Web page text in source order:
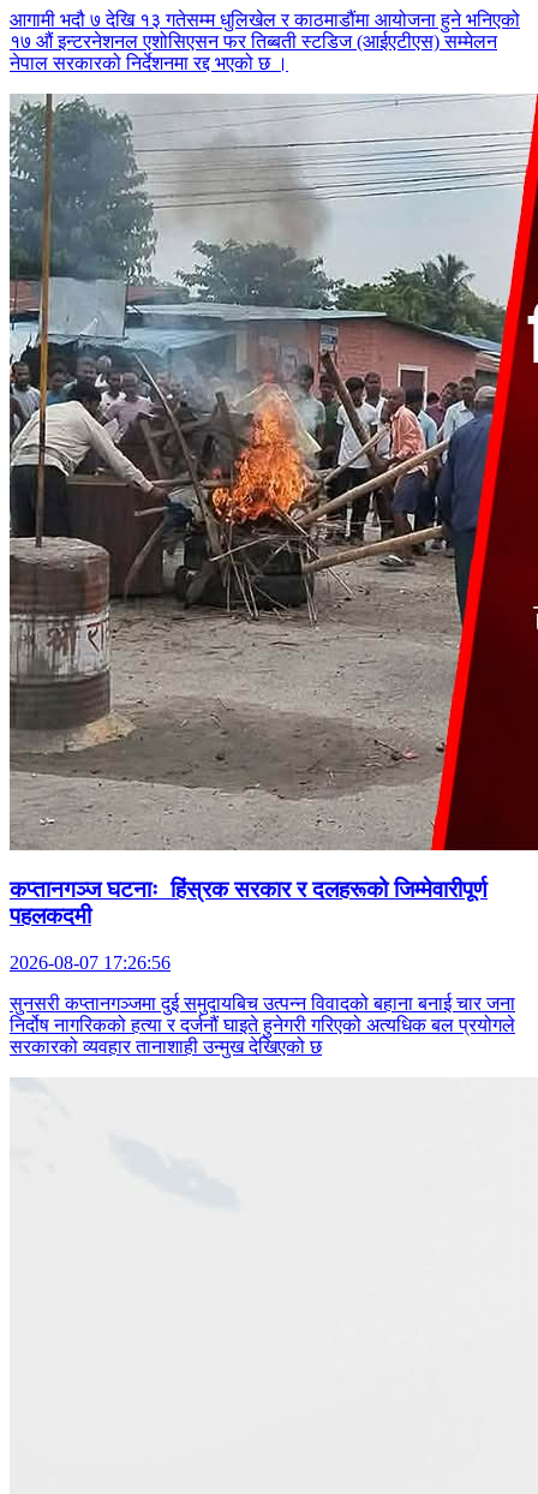
आगामी भदौ ७ देखि १३ गतेसम्म धुलिखेल र काठमाडौंमा आयोजना हुने भनिएको
१७ औं इन्टरनेशनल एशोसिएसन फर तिब्बती स्टडिज (आईएटीएस) सम्मेलन
नेपाल सरकारको निर्देशनमा रद्द भएको छ ।
कप्तानगञ्ज घटनाः हिंस्रक सरकार र दलहरूको जिम्मेवारीपूर्ण
पहलकदमी
2026-08-07 17:26:56
सुनसरी कप्तानगञ्जमा दुई समुदायबिच उत्पन्न विवादको बहाना बनाई चार जना
निर्दोष नागरिकको हत्या र दर्जनौं घाइते हुनेगरी गरिएको अत्यधिक बल प्रयोगले
सरकारको व्यवहार तानाशाही उन्मुख देखिएको छ